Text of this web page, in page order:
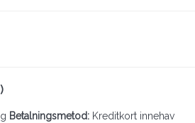
Betalningsmetod: Kreditkort innehav